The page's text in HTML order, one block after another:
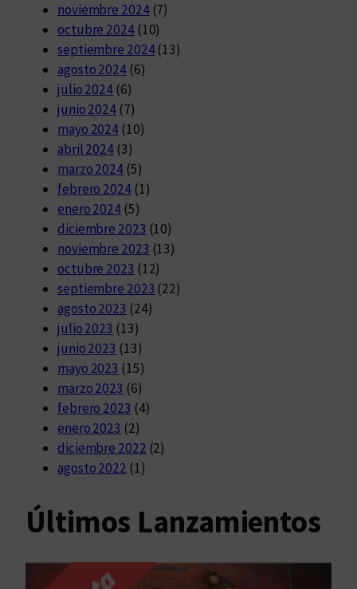
noviembre 2024(7)
octubre 2024(10)
septiembre 2024(13)
agosto 2024(6)
julio 2024 (6)
junio 2024 (7)
mayo 2024 (10)
abril 2024 (3)
marzo 2024 (5)
febrero 2024(1)
enero 2024 (5)
diciembre 2023 (10)
noviembre 2023 (13)
octubre 2023 (12)
septiembre 2023 (22)
agosto 2023 (24)
julio 2023 (13)
junio 2023 (13)
mayo 2023 (15)
marzo 2023 (6)
febrero 2023 (4)
enero 2023 (2)
diciembre 2022 (2)
agosto 2022 (1)
Últimos Lanzamientos